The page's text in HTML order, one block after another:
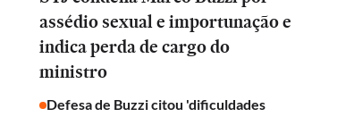
assédio sexual e importunação e
indica perda de cargo do
ministro
Defesa de Buzzi citou 'dificuldades